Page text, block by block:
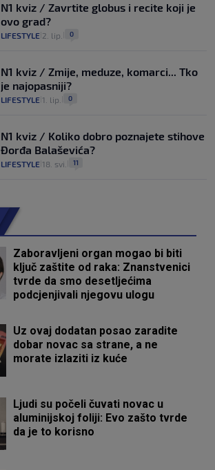
N1 kviz / Zavrtite globus i recite koji je
ovo grad?
LIFESTYLE 2. lip. 0
N1 kviz / Zmije, meduze, komarci... Tko
je najopasniji?
LIFESTYLE 1. lip. 0
N1 kviz / Koliko dobro poznajete stihove
Đorđa Balaševića?
LIFESTYLE 18. svi. 11
Zaboravljeni organ mogao bi biti
ključ zaštite od raka: Znanstvenici
tvrde da smo desetljećima
podcjenjivali njegovu ulogu
Uz ovaj dodatan posao zaradite
dobar novac sa strane, a ne
morate izlaziti iz kuće
Ljudi su počeli čuvati novac u
aluminijskoj foliji: Evo zašto tvrde
da je to korisno